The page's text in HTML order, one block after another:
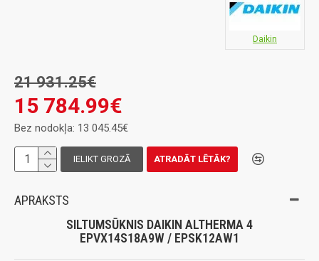
Daikin
15 784.99€
21 931.25€
Bez nodokļa: 13 045.45€
IELIKT GROZĀ ATRADĀT LĒTĀK?
APRAKSTS
SILTUMSŪKNIS DAIKIN ALTHERMA 4
EPVX14S18A9W / EPSK12AW1